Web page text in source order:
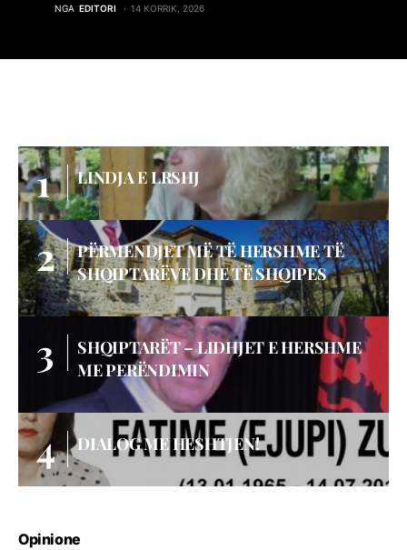
NGA EDITORI 14 KORRIK, 2026
LINDJA E LRSHJ
PËRMENDJET MË TË HERSHME TË
SHQIPTARËVE DHE TË SHQIPES
SHQIPTARËT – LIDHJET E HERSHME
ME PERËNDIMIN
DIALOG ME HESHTJEN!
Opinione